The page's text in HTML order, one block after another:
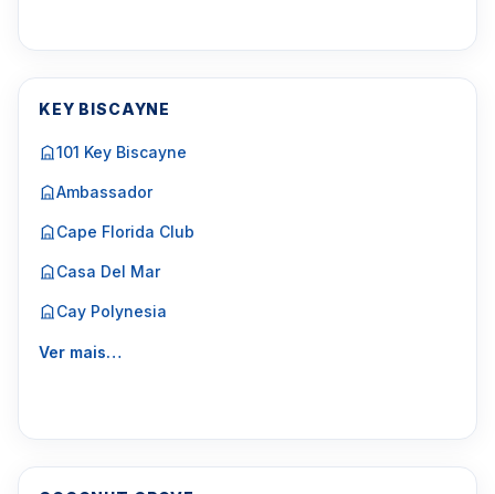
KEY BISCAYNE
101 Key Biscayne
Ambassador
Cape Florida Club
Casa Del Mar
Cay Polynesia
Ver mais…